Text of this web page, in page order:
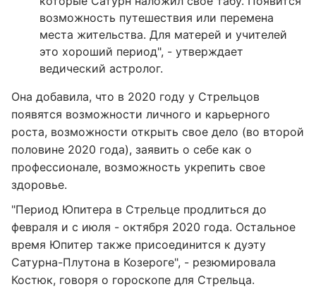
возможность путешествия или перемена
места жительства. Для матерей и учителей
это хороший период", - утверждает
ведический астролог.
Она добавила, что в 2020 году у Стрельцов
появятся возможности личного и карьерного
роста, возможности открыть свое дело (во второй
половине 2020 года), заявить о себе как о
профессионале, возможность укрепить свое
здоровье.
"Период Юпитера в Стрельце продлиться до
февраля и с июля - октября 2020 года. Остальное
время Юпитер также присоединится к дуэту
Сатурна-Плутона в Козероге", - резюмировала
Костюк, говоря о гороскопе для Стрельца.